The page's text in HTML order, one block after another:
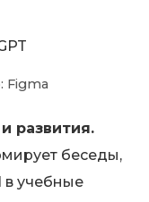
Figma
развития.
беседы,
учебные